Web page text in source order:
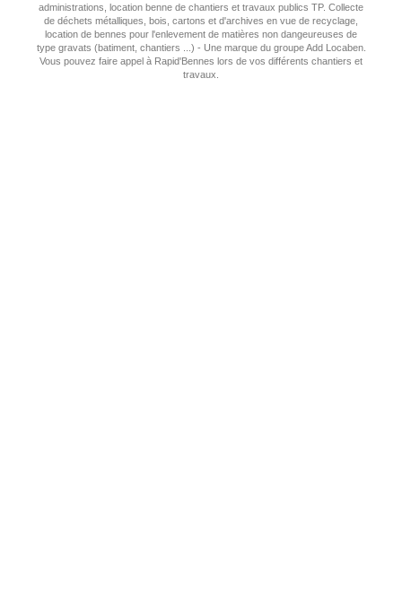
administrations, location benne de chantiers et travaux publics TP. Collecte
de déchets métalliques, bois, cartons et d'archives en vue de recyclage,
location de bennes pour l'enlevement de matières non dangeureuses de
type gravats (batiment, chantiers ...) - Une marque du groupe Add Locaben.
Vous pouvez faire appel à Rapid'Bennes lors de vos différents chantiers et
travaux.